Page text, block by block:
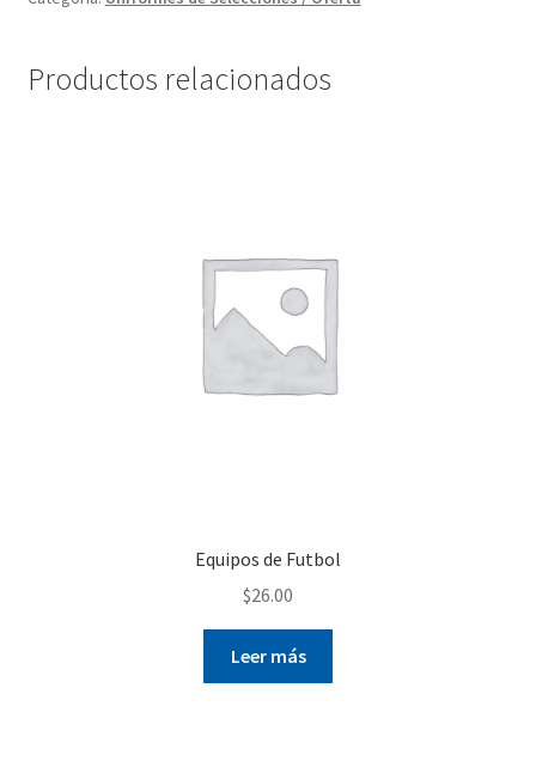
Productos relacionados
Equipos de Futbol
$26.00
Leer más